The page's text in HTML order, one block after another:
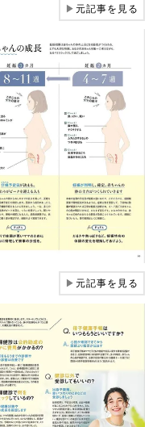
▶元記事を見る
▶元記事を見る